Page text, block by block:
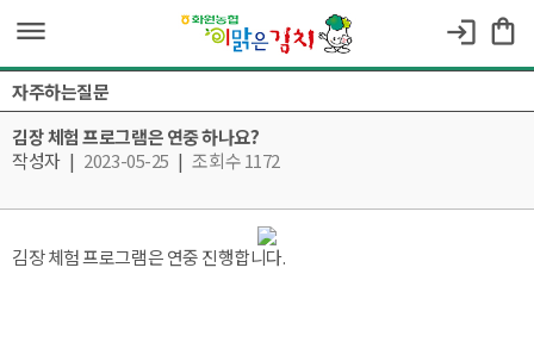
dehaze login shopping_bag
자주하는질문
김장 체험 프로그램은 연중 하나요?
작성자 | 2023-05-25 | 조회수 1172
김장 체험 프로그램은 연중 진행합니다.